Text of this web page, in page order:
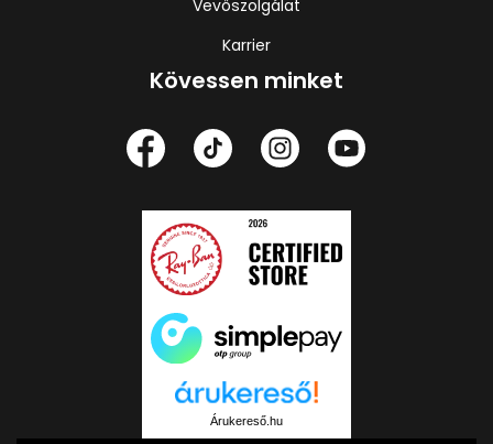
Vevőszolgálat
Karrier
Kövessen minket
Árukereső.hu